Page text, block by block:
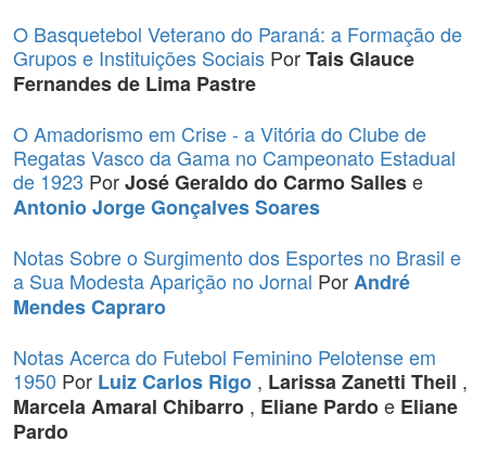
O Basquetebol Veterano do Paraná: a Formação de
Grupos e Instituições Sociais PorTais Glauce
Fernandes de Lima Pastre
O Amadorismo em Crise - a Vitória do Clube de
Regatas Vasco da Gama no Campeonato Estadual
de 1923 PorJosé Geraldo do Carmo Sallese
Antonio Jorge Gonçalves Soares
Notas Sobre o Surgimento dos Esportes no Brasil e
a Sua Modesta Aparição no Jornal PorAndré
Mendes Capraro
Notas Acerca do Futebol Feminino Pelotense em
1950 Por Luiz Carlos Rigo , Larissa Zanetti Theil ,
Marcela Amaral Chibarro , Eliane Pardoe Eliane
Pardo